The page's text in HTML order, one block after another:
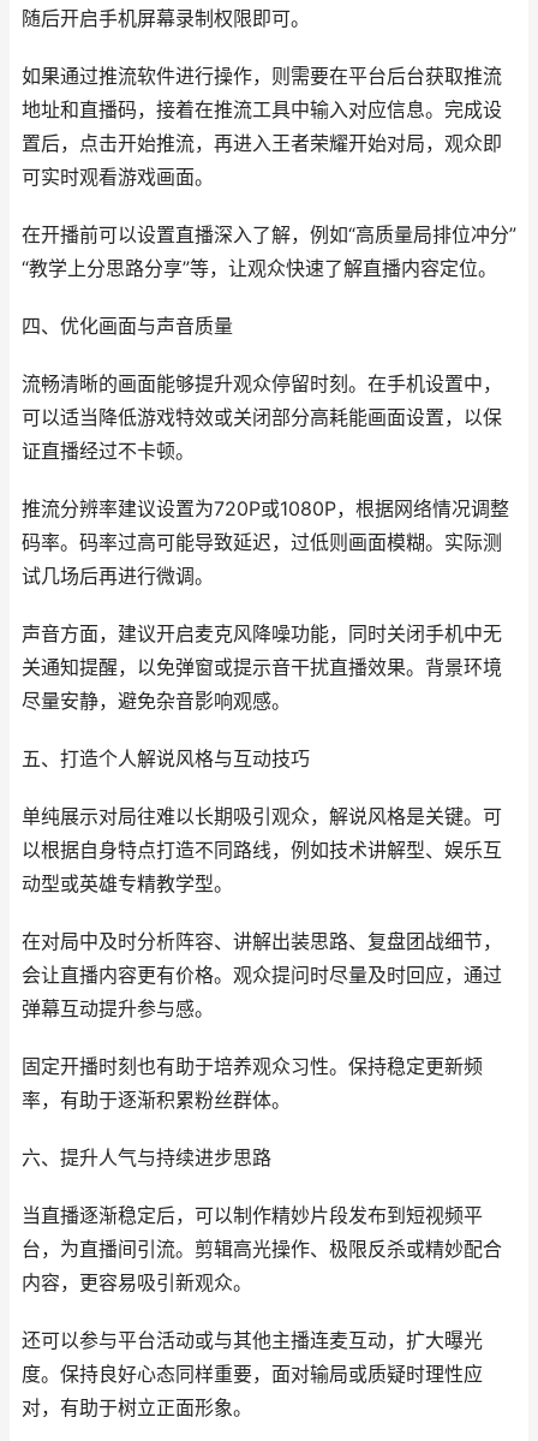
随后开启手机屏幕录制权限即可。
如果通过推流软件进行操作，则需要在平台后台获取推流
地址和直播码，接着在推流工具中输入对应信息。完成设
置后，点击开始推流，再进入王者荣耀开始对局，观众即
可实时观看游戏画面。
在开播前可以设置直播深入了解，例如“高质量局排位冲分”
“教学上分思路分享”等，让观众快速了解直播内容定位。
四、优化画面与声音质量
流畅清晰的画面能够提升观众停留时刻。在手机设置中，
可以适当降低游戏特效或关闭部分高耗能画面设置，以保
证直播经过不卡顿。
推流分辨率建议设置为720P或1080P，根据网络情况调整
码率。码率过高可能导致延迟，过低则画面模糊。实际测
试几场后再进行微调。
声音方面，建议开启麦克风降噪功能，同时关闭手机中无
关通知提醒，以免弹窗或提示音干扰直播效果。背景环境
尽量安静，避免杂音影响观感。
五、打造个人解说风格与互动技巧
单纯展示对局往难以长期吸引观众，解说风格是关键。可
以根据自身特点打造不同路线，例如技术讲解型、娱乐互
动型或英雄专精教学型。
在对局中及时分析阵容、讲解出装思路、复盘团战细节，
会让直播内容更有价格。观众提问时尽量及时回应，通过
弹幕互动提升参与感。
固定开播时刻也有助于培养观众习性。保持稳定更新频
率，有助于逐渐积累粉丝群体。
六、提升人气与持续进步思路
当直播逐渐稳定后，可以制作精妙片段发布到短视频平
台，为直播间引流。剪辑高光操作、极限反杀或精妙配合
内容，更容易吸引新观众。
还可以参与平台活动或与其他主播连麦互动，扩大曝光
度。保持良好心态同样重要，面对输局或质疑时理性应
对，有助于树立正面形象。